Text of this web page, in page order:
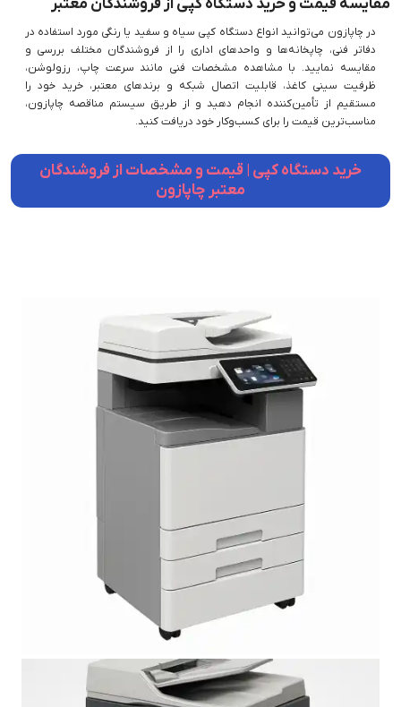
مقایسه قیمت و خرید دستگاه کپی از فروشندگان معتبر
در چاپازون می‌توانید انواع دستگاه کپی سیاه‌ و سفید یا رنگی مورد استفاده در
دفاتر فنی، چاپخانه‌ها و واحدهای اداری را از فروشندگان مختلف بررسی و
مقایسه نمایید. با مشاهده مشخصات فنی مانند سرعت چاپ، رزولوشن،
ظرفیت سینی کاغذ، قابلیت اتصال شبکه و برندهای معتبر، خرید خود را
مستقیم از تأمین‌کننده انجام دهید و از طریق سیستم مناقصه چاپازون،
مناسب‌ترین قیمت را برای کسب‌وکار خود دریافت کنید.
خرید دستگاه کپی | قیمت و مشخصات از فروشندگان
معتبر چاپازون